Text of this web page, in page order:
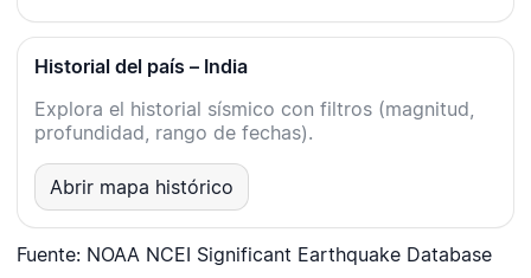
Historial del país – India
Explora el historial sísmico con filtros (magnitud,
profundidad, rango de fechas).
Abrir mapa histórico
Fuente: NOAA NCEI Significant Earthquake Database